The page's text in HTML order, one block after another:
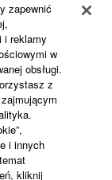
funkcje
wyposażone
zapewnić
i reklamy
w
obsługi.
z
i innych
kliknij